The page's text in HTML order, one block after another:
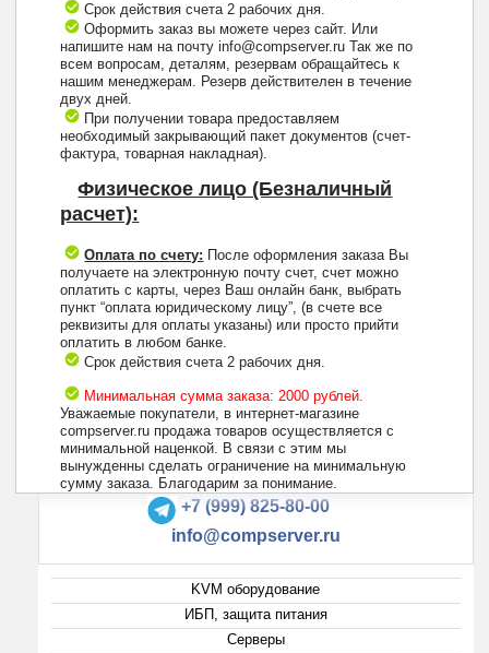
Срок действия счета 2 рабочих дня.
Оформить заказ вы можете через сайт. Или
напишите нам на почту info@compserver.ru Так же по
всем вопросам, деталям, резервам обращайтесь к
нашим менеджерам. Резерв действителен в течение
двух дней.
При получении товара предоставляем
необходимый закрывающий пакет документов (счет-
фактура, товарная накладная).
Физическое лицо (Безналичный
расчет):
Оплата по счету: После оформления заказа Вы
получаете на электронную почту счет, счет можно
оплатить с карты, через Ваш онлайн банк, выбрать
пункт “оплата юридическому лицу”, (в счете все
реквизиты для оплаты указаны) или просто прийти
оплатить в любом банке.
Срок действия счета 2 рабочих дня.
Минимальная сумма заказа: 2000 рублей.
Уважаемые покупатели, в интернет-магазине
compserver.ru продажа товаров осуществляется с
минимальной наценкой. В связи с этим мы
вынужденны сделать ограничение на минимальную
сумму заказа. Благодарим за понимание.
+7 (495) 223-13-47
+7 (999) 825-80-00
info@compserver.ru
KVM оборудование
ИБП, защита питания
Серверы